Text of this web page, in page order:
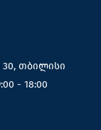
30, თბილისი
- 18:00